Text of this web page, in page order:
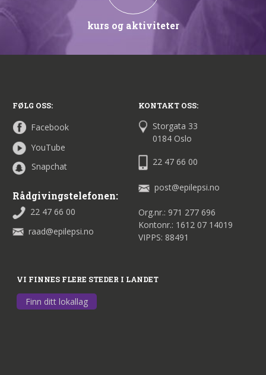
kurs og aktiviteter
FØLG OSS:
Facebook
YouTube
Snapchat
Rådgivingstelefonen:
22 47 66 00
raad@epilepsi.no
KONTAKT OSS:
Storgata 33
0184 Oslo
22 47 66 00
post@epilepsi.no
Org.nr.: 971 277 696
Kontonr.: 1612 07 14019
VIPPS: 88491
VI FINNES FLERE STEDER I LANDET
Finn ditt lokallag